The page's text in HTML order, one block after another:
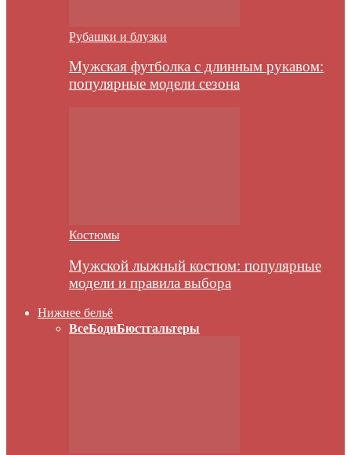
Рубашки и блузки
Мужская футболка с длинным рукавом:
популярные модели сезона
Костюмы
Мужской лыжный костюм: популярные
модели и правила выбора
Нижнее бельё
ВсеБодиБюстгальтеры